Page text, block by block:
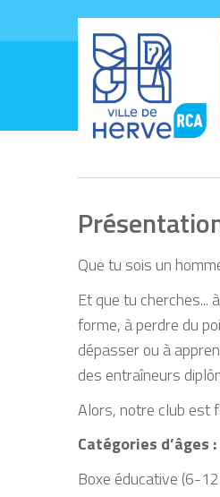
Que tu sois un
Et que tu cherches...
forme, à perdre du
dépasser ou à
des entraîneurs
Alors, notre club est
Catégories d’âges :
Boxe éducative (6-